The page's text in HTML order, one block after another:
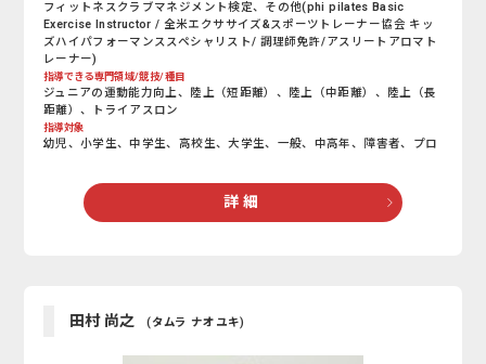
フィットネスクラブマネジメント検定、その他(phi pilates Basic
Exercise Instructor / 全米エクササイズ&スポーツトレーナー協会 キッ
ズハイパフォーマンススペシャリスト/ 調理師免許/アスリートアロマト
レーナー)
指導できる専門領域/競技/種目
ジュニアの運動能力向上、陸上（短距離）、陸上（中距離）、陸上（長
距離）、トライアスロン
指導対象
幼児、小学生、中学生、高校生、大学生、一般、中高年、障害者、プロ
詳 細
田村 尚之 (タムラ ナオユキ)